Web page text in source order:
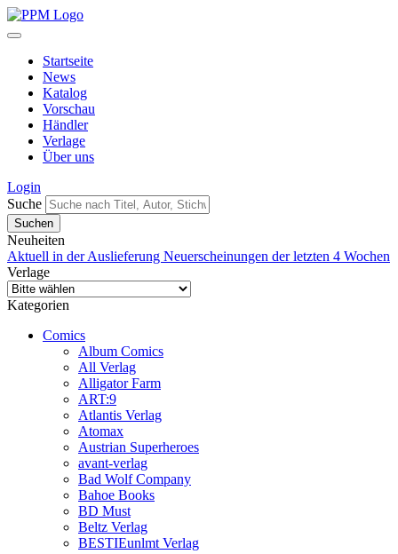
Startseite
News
Katalog
Vorschau
Händler
Verlage
Über uns
Login
Suche
Neuheiten
Aktuell in der Auslieferung Neuerscheinungen der letzten 4 Wochen
Verlage
Kategorien
Comics
Album Comics
All Verlag
Alligator Farm
ART:9
Atlantis Verlag
Atomax
Austrian Superheroes
avant-verlag
Bad Wolf Company
Bahoe Books
BD Must
Beltz Verlag
BESTIEunlmt Verlag